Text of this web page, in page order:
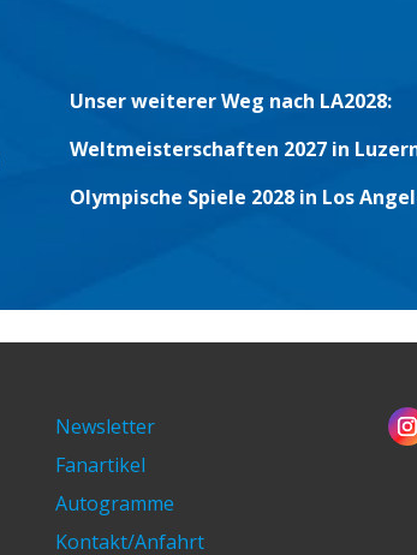
Unser weiterer Weg nach LA2028:
Weltmeisterschaften 2027 in
Olympische Spiele 2028 in Los
Newsletter
Fanartikel
Autogramme
Kontakt/Anfahrt